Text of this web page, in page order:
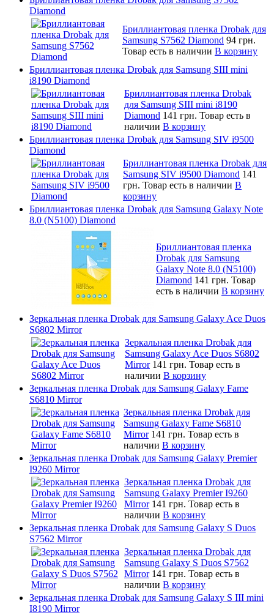
Diamond
Бриллиантовая пленка Drobak для
Samsung S7562 Diamond 94 грн.
Товар есть в наличии В корзину
Бриллиантовая пленка Drobak для Samsung SIII mini
i8190 Diamond
Бриллиантовая пленка Drobak
для Samsung SIII mini i8190
Diamond 141 грн. Товар есть в
наличии В корзину
Бриллиантовая пленка Drobak для Samsung SIV i9500
Diamond
Бриллиантовая пленка Drobak для
Samsung SIV i9500 Diamond 141
грн. Товар есть в наличии В
корзину
Бриллиантовая пленка Drobak для Samsung Galaxy Note
8.0 (N5100) Diamond
Бриллиантовая пленка
Drobak для Samsung
Galaxy Note 8.0 (N5100)
Diamond 141 грн. Товар
есть в наличии В корзину
Зеркальная пленка Drobak для Samsung Galaxy Ace Duos
S6802 Mirror
Зеркальная пленка Drobak для
Samsung Galaxy Ace Duos S6802
Mirror 141 грн. Товар есть в
наличии В корзину
Зеркальная пленка Drobak для Samsung Galaxy Fame
S6810 Mirror
Зеркальная пленка Drobak для
Samsung Galaxy Fame S6810
Mirror 141 грн. Товар есть в
наличии В корзину
Зеркальная пленка Drobak для Samsung Galaxy Premier
I9260 Mirror
Зеркальная пленка Drobak для
Samsung Galaxy Premier I9260
Mirror 141 грн. Товар есть в
наличии В корзину
Зеркальная пленка Drobak для Samsung Galaxy S Duos
S7562 Mirror
Зеркальная пленка Drobak для
Samsung Galaxy S Duos S7562
Mirror 141 грн. Товар есть в
наличии В корзину
Зеркальная пленка Drobak для Samsung Galaxy S III mini
I8190 Mirror